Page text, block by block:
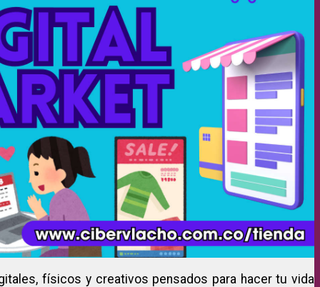
físicos y creativos pensados para hacer tu vida